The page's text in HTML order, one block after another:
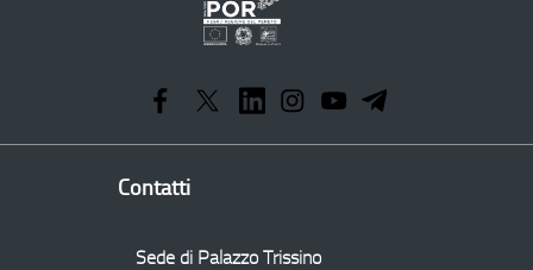
Operativo
Regionale
Contatti
Sede di Palazzo Trissino